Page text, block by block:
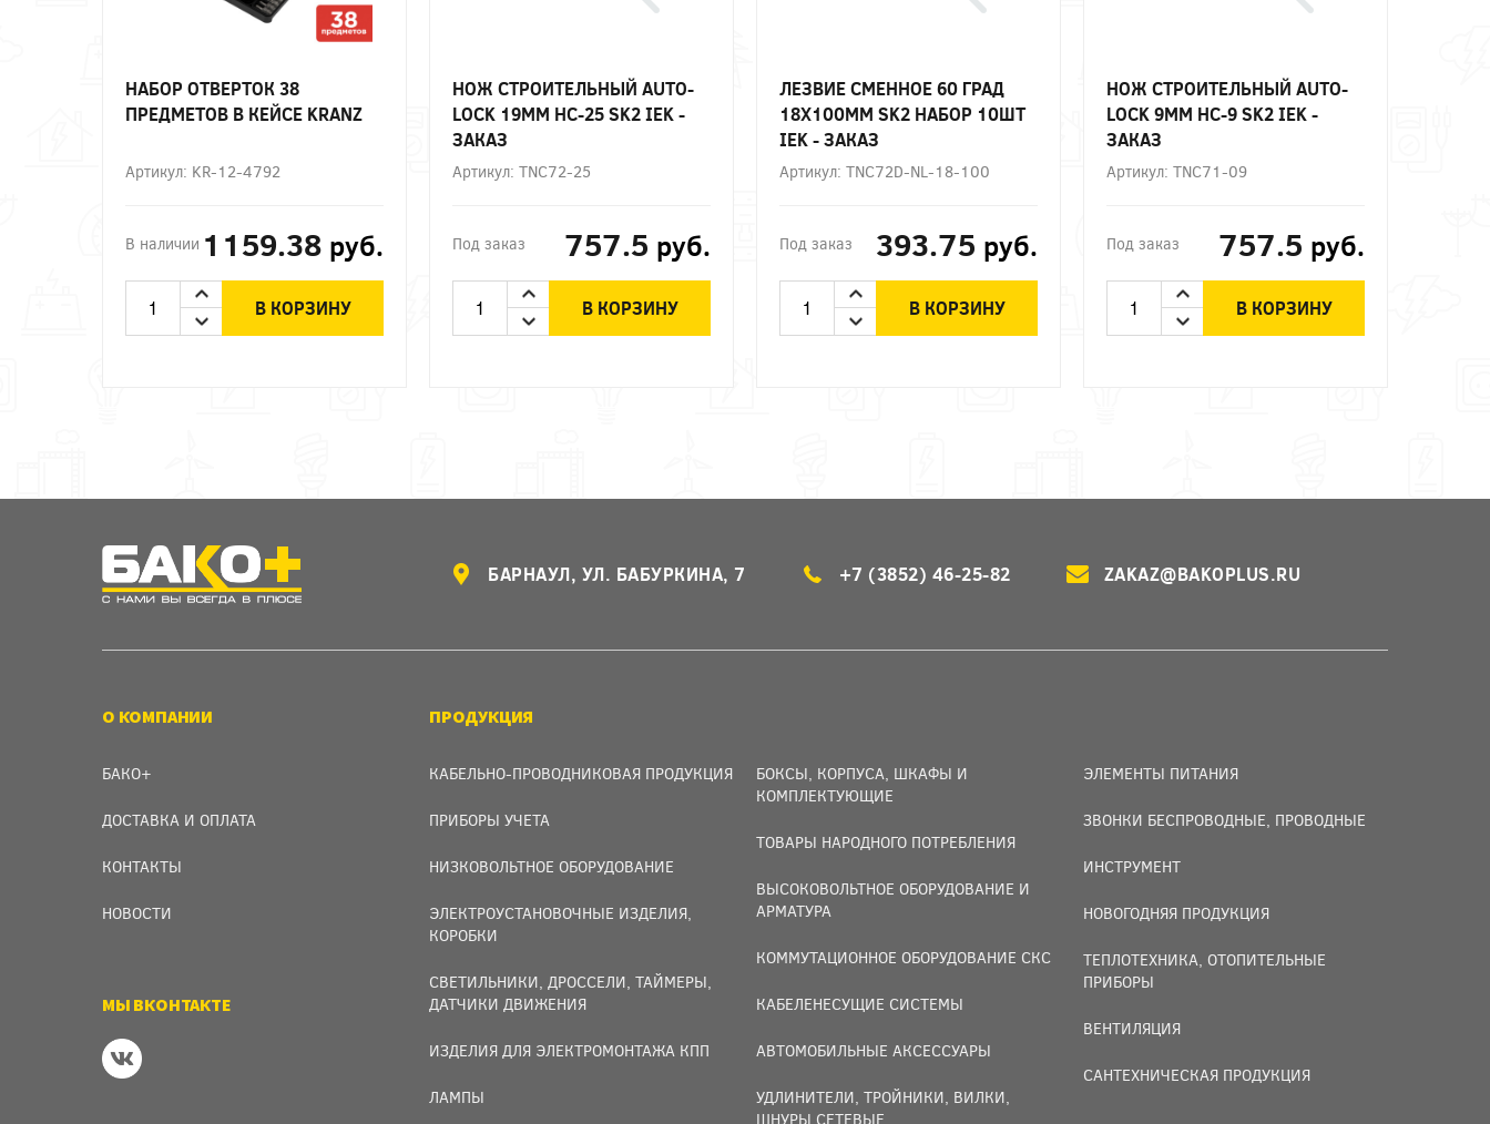
НАБОР ОТВЕРТОК 38
ПРЕДМЕТОВ В КЕЙСЕ KRANZ
Артикул: KR-12-4792
В наличии 1159.38 руб.
В КОРЗИНУ
НОЖ СТРОИТЕЛЬНЫЙ AUTO-
LOCK 19ММ НС-25 SK2 IEK -
ЗАКАЗ
Артикул: TNC72-25
Под заказ 757.5 руб.
В КОРЗИНУ
ЛЕЗВИЕ СМЕННОЕ 60 ГРАД
18Х100ММ SK2 НАБОР 10ШТ
IEK - ЗАКАЗ
Артикул: TNC72D-NL-18-100
Под заказ 393.75 руб.
В КОРЗИНУ
НОЖ СТРОИТЕЛЬНЫЙ AUTO-
LOCK 9ММ НС-9 SK2 IEK -
ЗАКАЗ
Артикул: TNC71-09
Под заказ 757.5 руб.
В КОРЗИНУ
БАРНАУЛ, УЛ. БАБУРКИНА, 7 +7 (3852) 46-25-82 ZAKAZ@BAKOPLUS.RU
О КОМПАНИИ
БАКО+
ДОСТАВКА И ОПЛАТА
КОНТАКТЫ
НОВОСТИ
МЫ ВКОНТАКТЕ
ПРОДУКЦИЯ
КАБЕЛЬНО-ПРОВОДНИКОВАЯ ПРОДУКЦИЯ
ПРИБОРЫ УЧЕТА
НИЗКОВОЛЬТНОЕ ОБОРУДОВАНИЕ
ЭЛЕКТРОУСТАНОВОЧНЫЕ ИЗДЕЛИЯ,
КОРОБКИ
СВЕТИЛЬНИКИ, ДРОССЕЛИ, ТАЙМЕРЫ,
ДАТЧИКИ ДВИЖЕНИЯ
ИЗДЕЛИЯ ДЛЯ ЭЛЕКТРОМОНТАЖА КПП
ЛАМПЫ
БОКСЫ, КОРПУСА, ШКАФЫ И
КОМПЛЕКТУЮЩИЕ
ТОВАРЫ НАРОДНОГО ПОТРЕБЛЕНИЯ
ВЫСОКОВОЛЬТНОЕ ОБОРУДОВАНИЕ И
АРМАТУРА
КОММУТАЦИОННОЕ ОБОРУДОВАНИЕ СКС
КАБЕЛЕНЕСУЩИЕ СИСТЕМЫ
АВТОМОБИЛЬНЫЕ АКСЕССУАРЫ
УДЛИНИТЕЛИ, ТРОЙНИКИ, ВИЛКИ,
ШНУРЫ СЕТЕВЫЕ
ЭЛЕМЕНТЫ ПИТАНИЯ
ЗВОНКИ БЕСПРОВОДНЫЕ, ПРОВОДНЫЕ
ИНСТРУМЕНТ
НОВОГОДНЯЯ ПРОДУКЦИЯ
ТЕПЛОТЕХНИКА, ОТОПИТЕЛЬНЫЕ
ПРИБОРЫ
ВЕНТИЛЯЦИЯ
САНТЕХНИЧЕСКАЯ ПРОДУКЦИЯ